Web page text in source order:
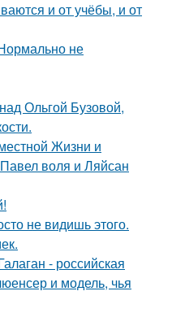
и от учёбы, и от
не
Ольгой Бузовой,
Жизни и
воля и Ляйсан
не видишь этого.
- российская
и модель, чья